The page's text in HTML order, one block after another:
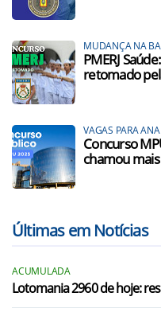
MUDANÇA NA
PMERJ
retomado
VAGAS PARA
Concurso
chamou
Últimas em Notícias
ACUMULADA
Lotomania 2960 de hoje: